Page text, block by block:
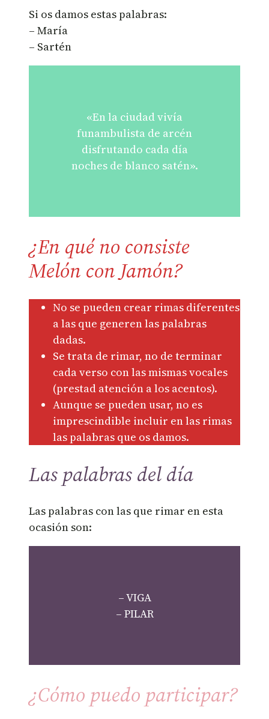
Si os damos estas palabras:
– María
– Sartén
«En la ciudad vivía
funambulista de arcén
disfrutando cada día
noches de blanco satén».
¿En qué no consiste
Melón con Jamón?
No se pueden crear rimas diferentes
a las que generen las palabras
dadas.
Se trata de rimar, no de terminar
cada verso con las mismas vocales
(prestad atención a los acentos).
Aunque se pueden usar, no es
imprescindible incluir en las rimas
las palabras que os damos.
Las palabras del día
Las palabras con las que rimar en esta
ocasión son:
– VIGA
– PILAR
¿Cómo puedo participar?